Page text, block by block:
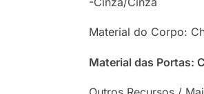
Material do Corpo:
Material das Portas: